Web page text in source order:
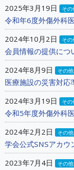
2025年3月19日
その
令和年6度外傷外科
2024年10月2日
その
会員情報の提供につ
2024年8月9日
その他
医療施設の災害対応
2024年3月19日
その
令和5年度外傷外科
2024年2月2日
その他
学会公式SNSアカウ
2023年7月4日
その他